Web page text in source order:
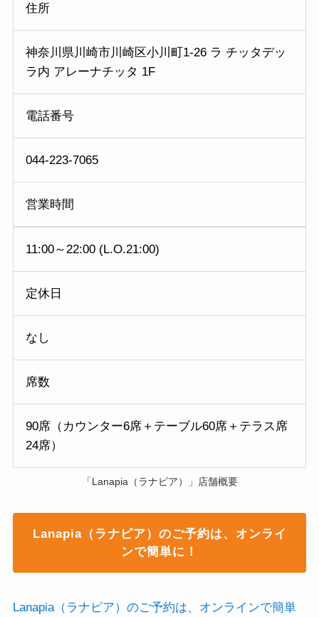
住所
神奈川県川崎市川崎区小川町1-26 ラ チッタデッ
ラ内 アレーナチッタ 1F
電話番号
044-223-7065
営業時間
11:00～22:00 (L.O.21:00)
定休日
なし
席数
90席（カウンター6席＋テーブル60席＋テラス席
24席）
「Lanapia（ラナピア）」店舗概要
Lanapia（ラナピア）のご予約は、オンライ
ンで簡単に！
Lanapia（ラナピア）のご予約は、オンラインで簡単